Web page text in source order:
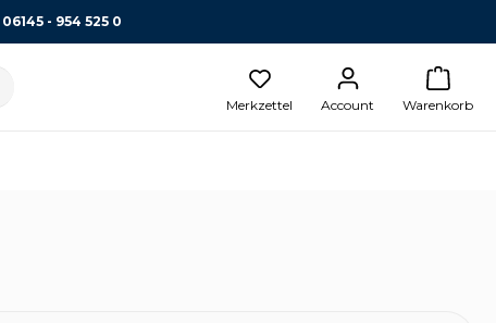
06145 - 954 525 0
Merkzettel Account Warenkorb